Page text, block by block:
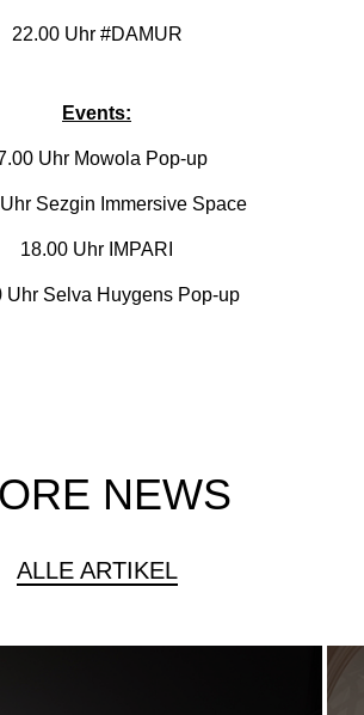
22.00 Uhr #DAMUR
Events:
Uhr Mowola Pop-up
Sezgin Immersive Space
18.00 Uhr IMPARI
Uhr Selva Huygens Pop-up
NEWS
ALLE ARTIKEL